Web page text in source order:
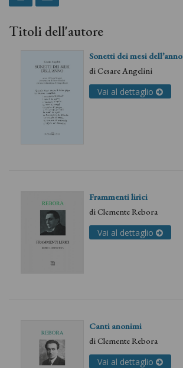
Titoli dell'autore
Sonetti dei mesi dell’anno
diCesare Angelini
Vai al dettaglio
Frammenti lirici
diClemente Rebora
Vai al dettaglio
Canti anonimi
diClemente Rebora
Vai al dettaglio